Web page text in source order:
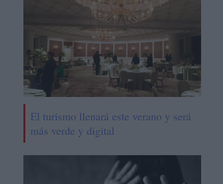
El turismo llenará este verano y será
más verde y digital